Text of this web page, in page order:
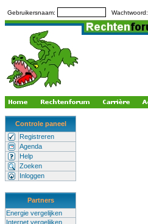
Gebruikersnaam: Wachtwoord:
Controle paneel
Registreren
Agenda
Help
Zoeken
Inloggen
Partners
Energie vergelijken
Internet vergelijken